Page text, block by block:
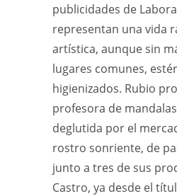
publicidades de
representan una vida
artística, aunque sin
lugares comunes,
higienizados. Rubio
profesora de
deglutida por el
rostro sonriente, de
junto a tres de sus
Castro, ya desde el